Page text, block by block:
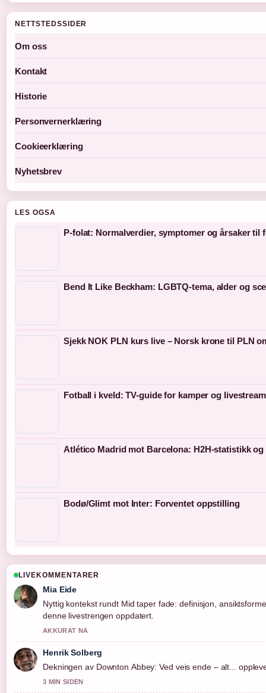
NETTSTEDSSIDER
Om oss
Kontakt
Historie
Personvernerklæring
Cookieerklæring
Nyhetsbrev
LES OGSA
P-folat: Normalverdier, symptomer og årsaker til
Bend It Like Beckham: LGBTQ-tema, alder og
Sjekk NOK PLN kurs live – Norsk krone til PLN
Fotball i kveld: TV-guide for kamper og livestream
Atlético Madrid mot Barcelona: H2H-statistikk
Bodø/Glimt mot Inter: Forventet oppstilling
LIVEKOMMENTARER
Mia Eide
Nyttig kontekst rundt Mid taper fade: definisjon,
denne livestrengen oppdatert.
AKKURAT NA
Henrik Solberg
Dekningen av Downton Abbey: Ved veis ende – alt...
3 MIN SIDEN